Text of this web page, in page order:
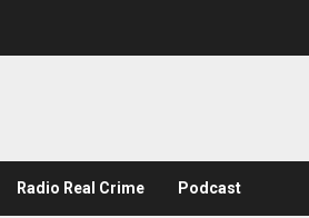
Radio Real Crime Podcast